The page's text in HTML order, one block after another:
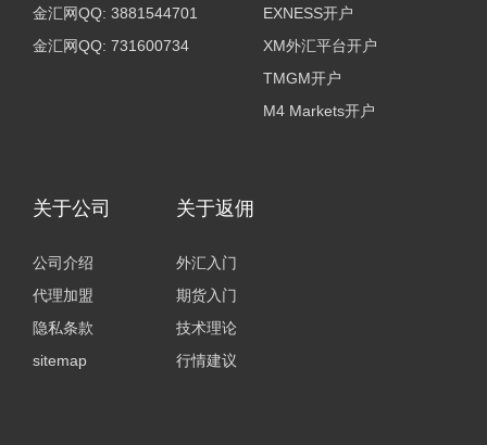
金汇网QQ: 3881544701
金汇网QQ: 731600734
EXNESS开户
XM外汇平台开户
TMGM开户
M4 Markets开户
关于公司
公司介绍
代理加盟
隐私条款
sitemap
关于返佣
外汇入门
期货入门
技术理论
行情建议